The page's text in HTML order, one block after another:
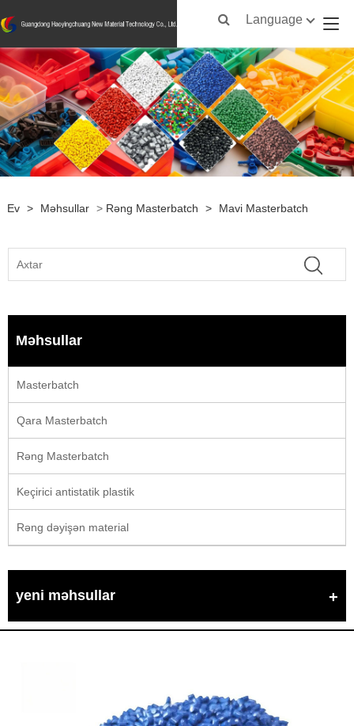
Language
Ev > Məhsullar > Rəng Masterbatch > Mavi Masterbatch
Məhsullar
Masterbatch
Qara Masterbatch
Rəng Masterbatch
Keçirici antistatik plastik
Rəng dəyişən material
yeni məhsullar